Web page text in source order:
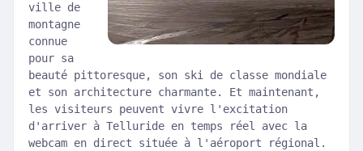
ville de
montagne
connue
pour sa
beauté pittoresque, son ski de classe mondiale
et son architecture charmante. Et maintenant,
les visiteurs peuvent vivre l'excitation
d'arriver à Telluride en temps réel avec la
webcam en direct située à l'aéroport régional.